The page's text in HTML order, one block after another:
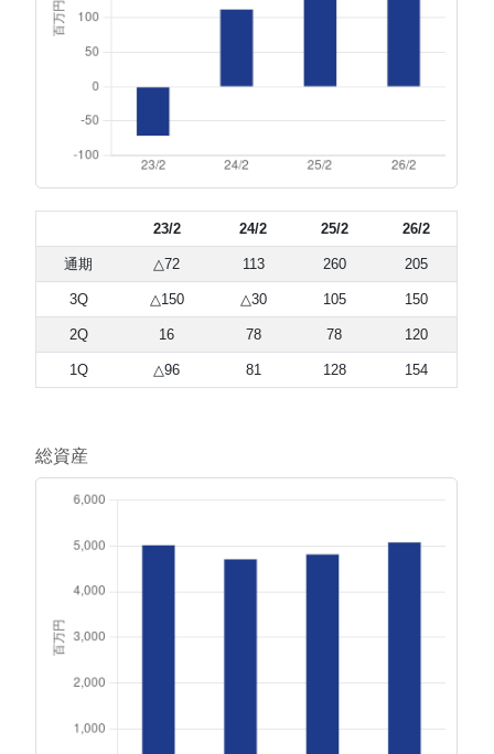
23/2 24/2 25/2 26/2
通期 △72 113 260 205
3Q △150 △30 105 150
2Q 16 78 78 120
1Q △96 81 128 154
総資産